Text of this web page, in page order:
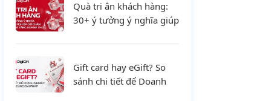
Quà tri ân khách hàng:
30+ ý tưởng ý nghĩa giúp
khách hàng và tăng
doanh thu
Gift card hay eGift? So
sánh chi tiết để Doanh